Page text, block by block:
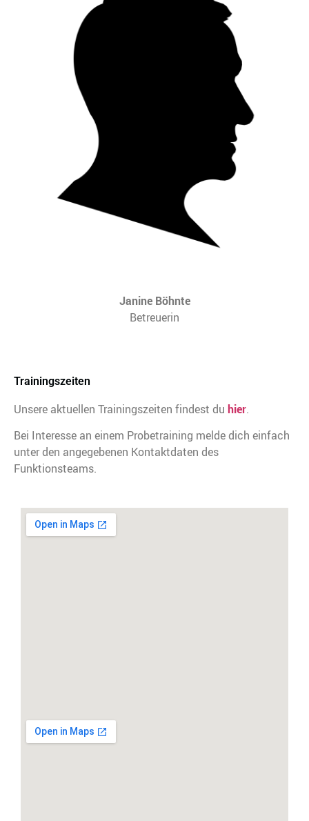
Janine Böhnte
Betreuerin
Trainingszeiten
Unsere aktuellen Trainingszeiten findest du hier.
Bei Interesse an einem Probetraining melde dich einfach
unter den angegebenen Kontaktdaten des
Funktionsteams.